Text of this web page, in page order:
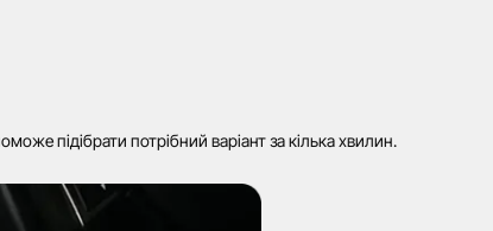
підібрати потрібний варіант за кілька хвилин.